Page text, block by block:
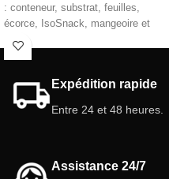
: conteneur, substrat, feuilles,
écorce, IsoSnack, mangeoire et
gousse de magnolia. Ajoutez des
jour.
Expédition rapide
Entre 24 et 48 heures.
Assistance 24/7